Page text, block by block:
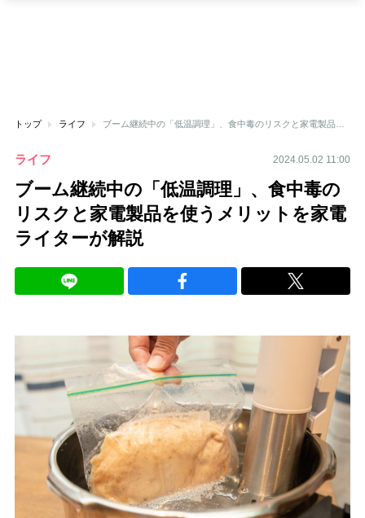
トップ ライフ ブーム継続中の「低温調理」、食中毒のリスクと家電製品を使うメリットを家電ライターが解説
ライフ 2024.05.02 11:00
ブーム継続中の「低温調理」、食中毒の
リスクと家電製品を使うメリットを家電
ライターが解説